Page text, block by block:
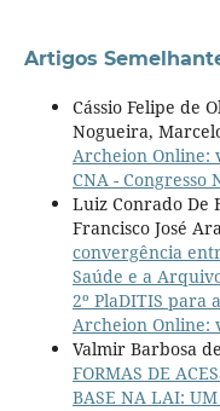
Artigos
Cássio Felipe de
Nogueira,
Archeion Online:
CNA -
Luiz Conrado De
Francisco José
convergência
Saúde e a
2º PlaDITIS para
Archeion Online:
Valmir Barbosa
FORMAS DE
BASE NA LAI: UM